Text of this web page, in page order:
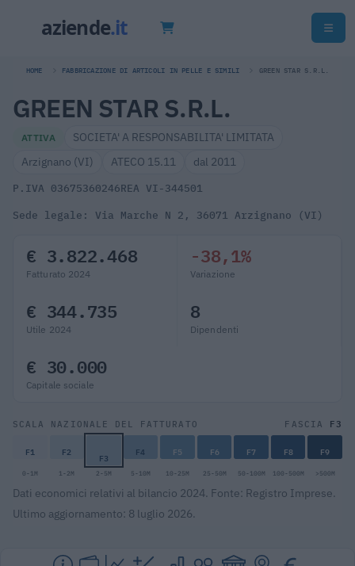
HOME FABBRICAZIONE DI ARTICOLI IN PELLE E SIMILI GREEN STAR S.R.L.
GREEN STAR S.R.L.
ATTIVA
SOCIETA' A RESPONSABILITA' LIMITATA
Arzignano (VI)
ATECO 15.11 dal 2011
P.IVA 03675360246REA VI-344501
Sede legale: Via Marche N 2, 36071 Arzignano (VI)
€ 3.822.468
Fatturato 2024
-38,1%
Variazione
€ 344.735
Utile 2024
8
Dipendenti
€ 30.000
Capitale sociale
SCALA NAZIONALE DEL FATTURATO FASCIA F3
F1 F2 F3 F4 F5 F6 F7 F8 F9
0-1M 1-2M 2-5M 5-10M 10-25M 25-50M 50-100M 100-500M >500M
Dati economici relativi al bilancio 2024. Fonte: Registro Imprese.
Ultimo aggiornamento: 8 luglio 2026.